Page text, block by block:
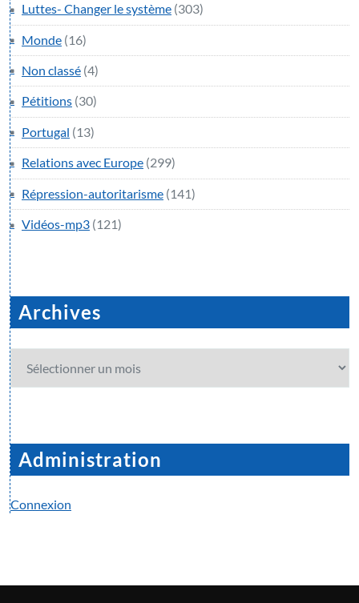
Luttes- Changer le système (303)
Monde (16)
Non classé (4)
Pétitions (30)
Portugal (13)
Relations avec Europe (299)
Répression-autoritarisme (141)
Vidéos-mp3 (121)
Archives
Archives
Administration
Connexion